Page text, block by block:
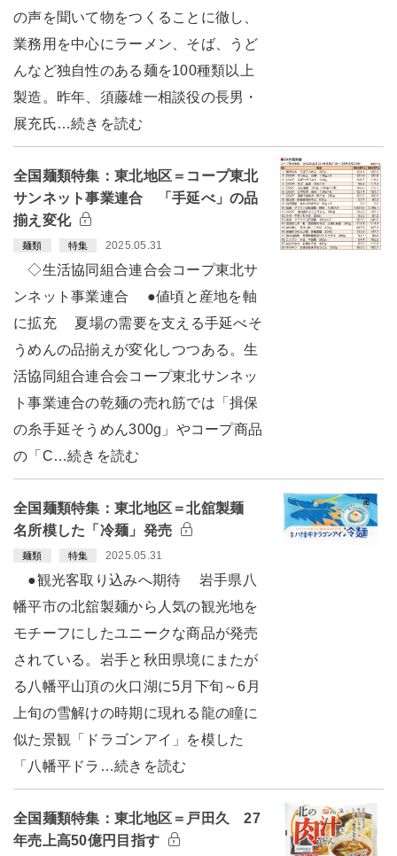
の声を聞いて物をつくることに徹し、
業務用を中心にラーメン、そば、うど
んなど独自性のある麺を100種類以上
製造。昨年、須藤雄一相談役の長男・
展充氏…続きを読む
全国麺類特集：東北地区＝コープ東北
サンネット事業連合 「手延べ」の品
揃え変化
麺類 特集 2025.05.31
◇生活協同組合連合会コープ東北サ
ンネット事業連合 ●値頃と産地を軸
に拡充 夏場の需要を支える手延べそ
うめんの品揃えが変化しつつある。生
活協同組合連合会コープ東北サンネッ
ト事業連合の乾麺の売れ筋では「揖保
の糸手延そうめん300g」やコープ商品
の「C…続きを読む
全国麺類特集：東北地区＝北舘製麺
名所模した「冷麺」発売
麺類 特集 2025.05.31
●観光客取り込みへ期待 岩手県八
幡平市の北舘製麺から人気の観光地を
モチーフにしたユニークな商品が発売
されている。岩手と秋田県境にまたが
る八幡平山頂の火口湖に5月下旬～6月
上旬の雪解けの時期に現れる龍の瞳に
似た景観「ドラゴンアイ」を模した
「八幡平ドラ…続きを読む
全国麺類特集：東北地区＝戸田久 27
年売上高50億円目指す